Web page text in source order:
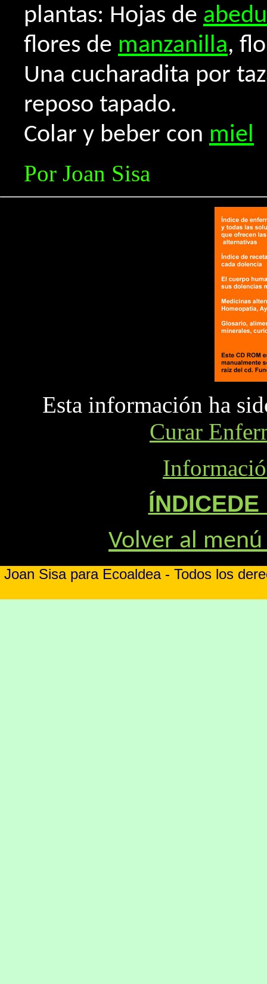
plantas: Hojas de
flores de manzanilla,
Una cucharadita por
reposo tapado.
Colar y beber con miel
Por Joan Sisa
Esta información ha
Curar
Volver al
Joan Sisa para Ecoaldea - Todos los